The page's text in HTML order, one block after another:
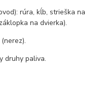
rúra, kĺb, strieška na
na dvierka).
druhy paliva.